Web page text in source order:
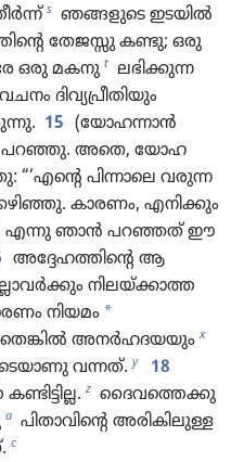
s ഞങ്ങളുടെ ഇടയിൽ
തേജസ്സു കണ്ടു; ഒരു
ഒരു മകനു t
ലഭിക്കുന്ന
ദിവ്യ​പ്രീ​തി​യും
15 (യോഹന്നാൻ
പറഞ്ഞു. അതെ, യോഹ​
“‘എന്റെ പിന്നാലെ വരുന്ന​
കാരണം, എനിക്കും
എന്നു ഞാൻ പറഞ്ഞത്‌ ഈ
അദ്ദേഹത്തിന്റെ ആ
നിലയ്‌ക്കാത്ത
നിയമം *
അനർഹദയയും x
വന്നത്‌. y
18
z ദൈവ​ത്തെ​ക്കു​
a പിതാവിന്റെ അരികിലുള്ള
c